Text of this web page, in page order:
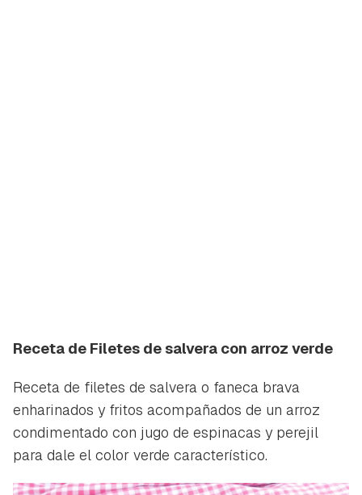
Receta de Filetes de salvera con arroz verde
Receta de filetes de salvera o faneca brava
enharinados y fritos acompañados de un arroz
condimentado con jugo de espinacas y perejil
para dale el color verde característico.